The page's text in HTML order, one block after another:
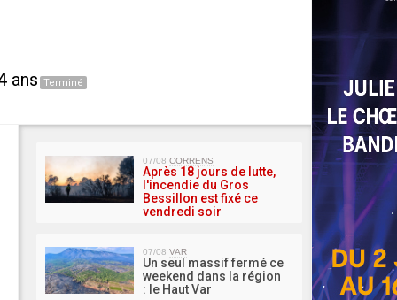
ans Terminé
MA
07/08 CORRENS
Après 18 jours de lutte,
l'incendie du Gros
Bessillon est fixé ce
vendredi soir
07/08 VAR
Un seul massif fermé ce
weekend dans la région
: le Haut Var